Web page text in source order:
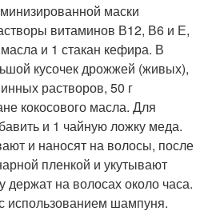
маски
витаминов В12, В6 и Е,
и 1 стакан кефира. В
кусочек дрожжей (живых),
растворов, 50 г
кокосового масла. Для
и 1 чайную ложку меда.
и наносят на волосы, после
пленкой и укутывают
держат на волосах около часа.
использованием шампуня.